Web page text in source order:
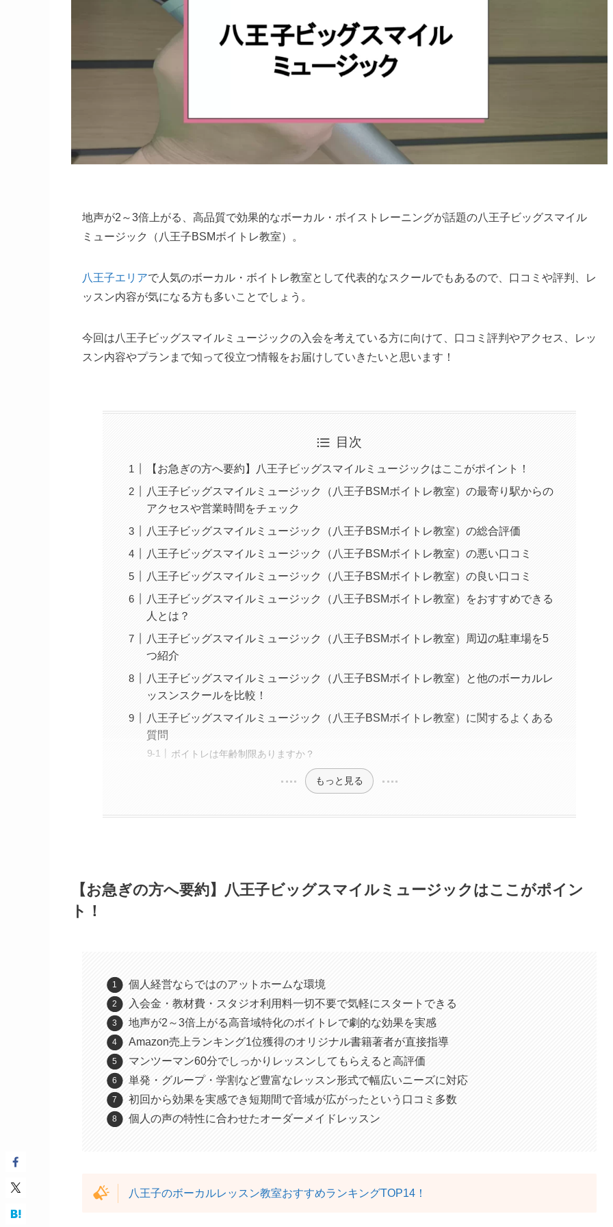
地声が2～3倍上がる、高品質で効果的なボーカル・ボイストレーニングが話題の八王子ビッグスマイル
ミュージック（八王子BSMボイトレ教室）。
八王子エリアで人気のボーカル・ボイトレ教室として代表的なスクールでもあるので、口コミや評判、レ
ッスン内容が気になる方も多いことでしょう。
今回は八王子ビッグスマイルミュージックの入会を考えている方に向けて、口コミ評判やアクセス、レッ
スン内容やプランまで知って役立つ情報をお届けしていきたいと思います！
目次
【お急ぎの方へ要約】八王子ビッグスマイルミュージックはここがポイント！
八王子ビッグスマイルミュージック（八王子BSMボイトレ教室）の最寄り駅からの
アクセスや営業時間をチェック
八王子ビッグスマイルミュージック（八王子BSMボイトレ教室）の総合評価
八王子ビッグスマイルミュージック（八王子BSMボイトレ教室）の悪い口コミ
八王子ビッグスマイルミュージック（八王子BSMボイトレ教室）の良い口コミ
八王子ビッグスマイルミュージック（八王子BSMボイトレ教室）をおすすめできる
人とは？
八王子ビッグスマイルミュージック（八王子BSMボイトレ教室）周辺の駐車場を5
つ紹介
八王子ビッグスマイルミュージック（八王子BSMボイトレ教室）と他のボーカルレ
ッスンスクールを比較！
八王子ビッグスマイルミュージック（八王子BSMボイトレ教室）に関するよくある
質問
ボイトレは年齢制限ありますか？
もっと見る
【お急ぎの方へ要約】八王子ビッグスマイルミュージックはここがポイン
ト！
個人経営ならではのアットホームな環境
入会金・教材費・スタジオ利用料一切不要で気軽にスタートできる
地声が2～3倍上がる高音域特化のボイトレで劇的な効果を実感
Amazon売上ランキング1位獲得のオリジナル書籍著者が直接指導
マンツーマン60分でしっかりレッスンしてもらえると高評価
単発・グループ・学割など豊富なレッスン形式で幅広いニーズに対応
初回から効果を実感でき短期間で音域が広がったという口コミ多数
個人の声の特性に合わせたオーダーメイドレッスン
八王子のボーカルレッスン教室おすすめランキングTOP14！